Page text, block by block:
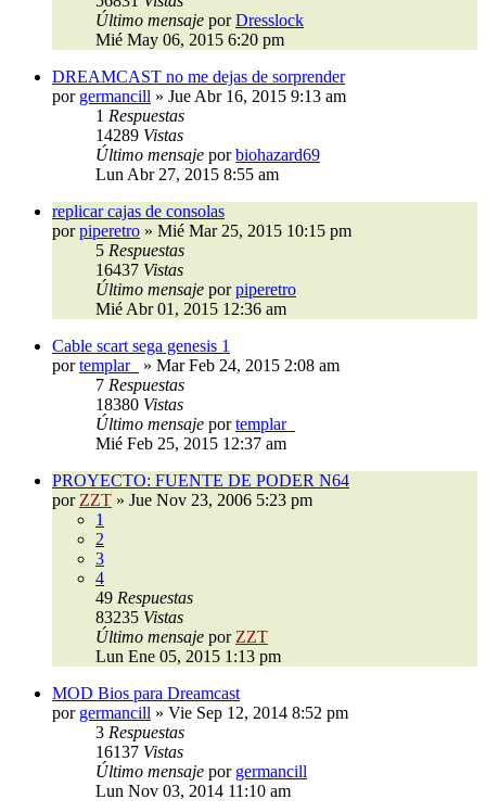
Último mensaje porDresslock
Mié May 06, 2015 6:20 pm
DREAMCAST no me dejas de sorprender
por germancill » Jue Abr 16, 2015 9:13 am
1 Respuestas
14289 Vistas
Último mensaje porbiohazard69
Lun Abr 27, 2015 8:55 am
replicar cajas de consolas
porpiperetro » Mié Mar 25, 2015 10:15 pm
5 Respuestas
16437 Vistas
Último mensaje porpiperetro
Mié Abr 01, 2015 12:36 am
Cable scart sega genesis 1
portemplar_ » Mar Feb 24, 2015 2:08 am
7 Respuestas
18380 Vistas
Último mensaje portemplar_
Mié Feb 25, 2015 12:37 am
PROYECTO: FUENTE DE PODER N64
por ZZT » Jue Nov 23, 2006 5:23 pm
1
2
3
4
49 Respuestas
83235 Vistas
Último mensaje por ZZT
Lun Ene 05, 2015 1:13 pm
MOD Bios para Dreamcast
por germancill » Vie Sep 12, 2014 8:52 pm
3 Respuestas
16137 Vistas
Último mensaje por germancill
Lun Nov 03, 2014 11:10 am